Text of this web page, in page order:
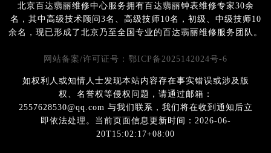
北京百达翡丽维修中心服务拥有百达翡丽钟表维修专家30余
名，其中高级技术顾问3名、高级技师10名，初级、中级技师10
余名，现已形成了北京乃至全国专业的百达翡丽维修服务团队。
网站备案/许可证号：鄂ICP备2025142024号-6
如权利人或知情人士发现本站内容存在事实错误或涉及版
权、名誉权等侵权问题，请通过邮箱：
2557628530@qq.com 与我们联系，我们将在收到通知后立
即依法处理。当前页面信息更新时间：2026-06-
20T15:02:17+08:00